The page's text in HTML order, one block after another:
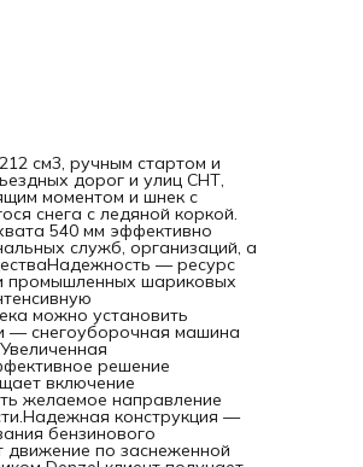
плохой видимости.Надежная
стальная панель придает
комфорт использования бензинового
проходимость — колеса с зимним
движение по заснеженной
болты в комплекте — с каждым
снегоуборщиком Denzel клиент получает
болтов на шнек, чтобы обеспечить
техники.Гарантия 3 года — высокое
снегоуборочной машины
cм3, ручным стартом и
дорог и улиц СНТ,
моментом и шнек с
снега с ледяной коркой.
540 мм эффективно
служб, организаций, а
— ресурс
промышленных шариковых
можно установить
— снегоуборочная машина
решение
включение
желаемое направление
конструкция —
бензинового
по заснеженной